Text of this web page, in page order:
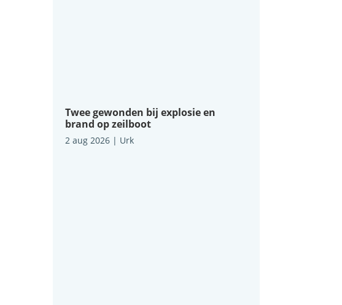
Twee gewonden bij explosie en
brand op zeilboot
2 aug 2026| Urk